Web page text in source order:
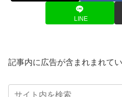
LINE
記事内に広告が含まれまれてい